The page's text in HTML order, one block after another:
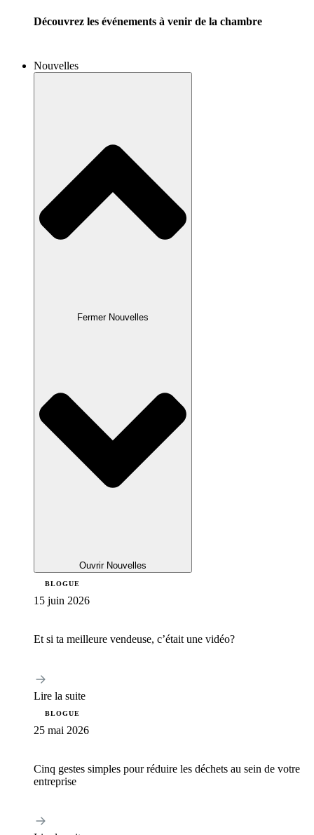
Découvrez les événements à venir de la chambre
Nouvelles
Fermer Nouvelles
Ouvrir Nouvelles
BLOGUE
15 juin 2026
Et si ta meilleure vendeuse, c’était une vidéo?
Lire la suite
BLOGUE
25 mai 2026
Cinq gestes simples pour réduire les déchets au sein de votre
entreprise